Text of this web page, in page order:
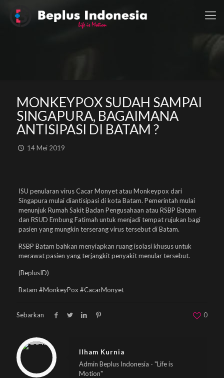
MONKEYPOX SUDAH SAMPAI
SINGAPURA, BAGAIMANA
ANTISIPASI DI BATAM ?
14 Mei 2019
ISU penularan virus Cacar Monyet atau Monkeypox dari
Singapura mulai diantisipasi di kota Batam. Pemerintah mulai
menunjuk Rumah Sakit Badan Pengusahaan atau RSBP Batam
dan RSUD Embung Fatimah untuk menjadi tempat rujukan bagi
pasien yang mungkin terserang virus tersebut di Batam.
RSBP Batam bahkan menyiapkan ruang isolasi khusus untuk
merawat pasien yang terjangkit penyakit menular tersebut.
(BeplusID)
Batam #MonkeyPox #CacarMonyet
Sebarkan 0
Warning
: Trying to access array offset on null in
/home/u833233641/domains/beplus.id/public_html/wp-content/themes/betheme/includes/content-single.php
on line
286
Ilham Kurnia
Admin Beplus Indonesia - "Life is
Motion"